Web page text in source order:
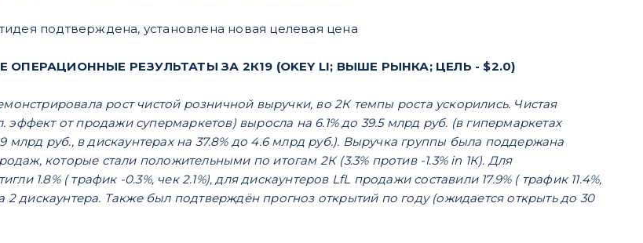
подтверждена, установлена новая целевая цена
ОПЕРАЦИОННЫЕ РЕЗУЛЬТАТЫ ЗА 2К19 (OKEY LI; ВЫШЕ РЫНКА; ЦЕЛЬ - $2.0)
рост чистой розничной выручки, во 2К темпы роста ускорились. Чистая
эффект от продажи супермаркетов) выросла на 6.1% до 39.5 млрд руб. (в гипермаркетах
млрд руб., в дискаунтерах на 37.8% до 4.6 млрд руб.). Выручка группы была поддержана
которые стали положительными по итогам 2К (3.3% против -1.3% in 1К). Для
1.8% ( трафик -0.3%, чек 2.1%), для дискаунтеров LfL продажи составили 17.9% ( трафик 11.4%,
2 дискаунтера. Также был подтверждён прогноз открытий по году (ожидается открыть до 30